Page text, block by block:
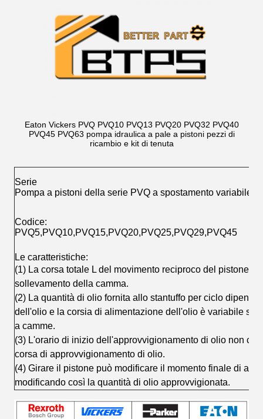
Eaton Vickers PVQ PVQ10 PVQ13 PVQ20 PVQ32 PVQ40
PVQ45 PVQ63 pompa idraulica a pale a pistoni pezzi di
ricambio e kit di tenuta
Serie
Pompa a pistoni della serie PVQ a spostamento variabile
Codice:
PVQ5,PVQ10,PVQ15,PVQ20,PVQ25,PVQ29,PVQ45
Le caratteristiche:
(1) La corsa totale L del movimento reciproco del pistone è
sollevamento della camma.
(2) La quantità di olio fornita allo stantuffo per ciclo
dell'olio e la corsia di alimentazione dell'olio è variabile
a camme.
(3) L'orario di inizio dell'approvvigionamento di olio non
corsa di approvvigionamento di olio.
(4) Girare il pistone può modificare il momento finale di
modificando così la quantità di olio approvvigionata.